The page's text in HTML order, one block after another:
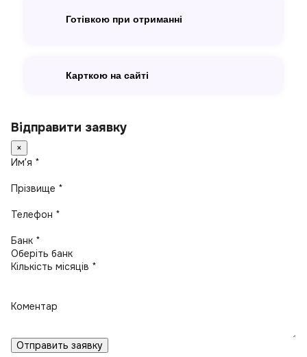
Готівкою при отриманні
Карткою на сайті
Відправити заявку
×
Имʼя *
Прізвище *
Телефон *
Банк *
Кількість місяців *
Коментар
Отправить заявку